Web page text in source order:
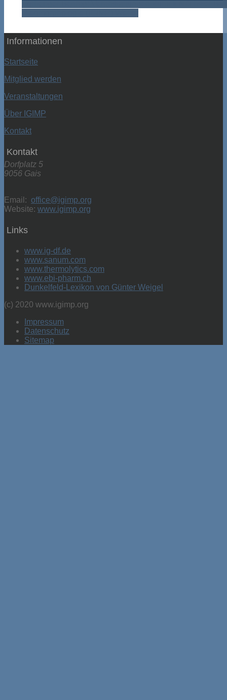
Informationen
Startseite
Mitglied werden
Veranstaltungen
Über IGIMP
Kontakt
Kontakt
Dorfplatz 5
9056 Gais
Email: office@igimp.org
Website: www.igimp.org
Links
www.ig-df.de
www.sanum.com
www.thermolytics.com
www.ebi-pharm.ch
Dunkelfeld-Lexikon von Günter Weigel
(c) 2020 www.igimp.org
Impressum
Datenschutz
Sitemap